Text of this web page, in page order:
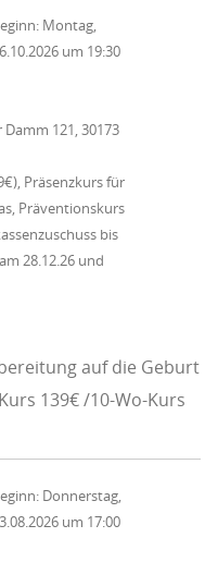
Montag,
um 19:30
Damm 121, 30173
Präsenzkurs für
Präventionskurs
bis
28.12.26 und
auf die Geburt
139€ /10-Wo-Kurs
Donnerstag,
um 17:00